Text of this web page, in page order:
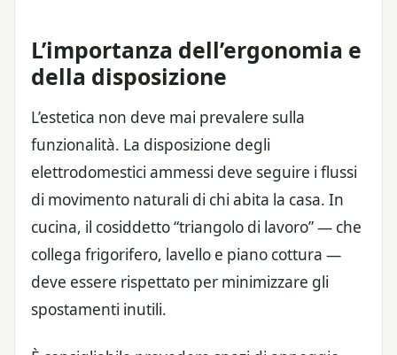
L’importanza dell’ergonomia e
della disposizione
L’estetica non deve mai prevalere sulla
funzionalità. La disposizione degli
elettrodomestici ammessi deve seguire i flussi
di movimento naturali di chi abita la casa. In
cucina, il cosiddetto “triangolo di lavoro” — che
collega frigorifero, lavello e piano cottura —
deve essere rispettato per minimizzare gli
spostamenti inutili.